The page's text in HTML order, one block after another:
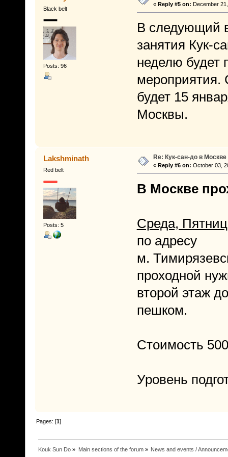
Black belt
Posts: 96
« Reply #5 on: December
В следующий
занятия Кук-
неделю будет
мероприятия.
будет 15
Москвы.
Lakshminath
Red belt
Posts: 5
Re: Кук-сан-до в Москве
« Reply #6 on: October 03,
В Москве
Среда,
по адресу
м.
проходной
второй этаж
пешком.
Стоимость
Уровень
Pages: [1]
Kouk Sun Do » Main sections of the forum» News and events /